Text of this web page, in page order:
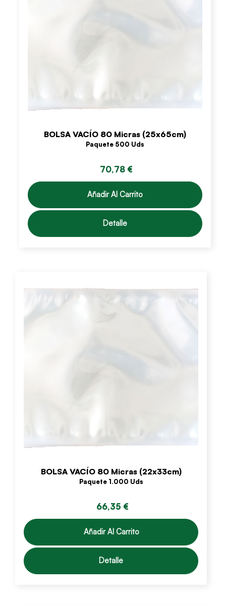
BOLSA VACÍO 80 Micras (25x65cm)
Paquete 500 Uds
70,78 €
Añadir Al Carrito
Detalle
BOLSA VACÍO 80 Micras (22x33cm)
Paquete 1.000 Uds
66,35 €
Añadir Al Carrito
Detalle